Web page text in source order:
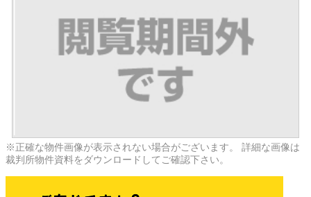
※正確な物件画像が表示されない場合がございます。 詳細な画像は
裁判所物件資料をダウンロードしてご確認下さい。